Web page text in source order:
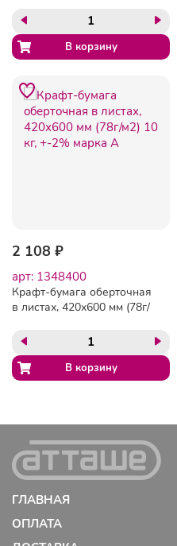
лст,Марка А
2 108 ₽
арт: 1348400
Крафт-бумага оберточная
в листах, 420х600 мм (78г/
ГЛАВНАЯ
ОПЛАТА